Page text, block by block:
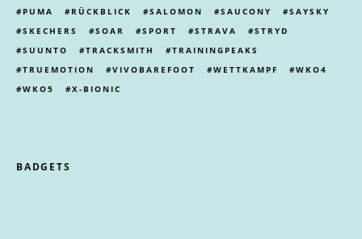
PUMA
RÜCKBLICK SALOMON SAUCONY
SAYSKY
SKECHERS
SOAR SPORT STRAVA
STRYD
SUUNTO
TRACKSMITH
TRAININGPEAKS
TRUEMOTION
VIVOBAREFOOT WETTKAMPF
WKO4
WKO5
X-BIONIC
BADGETS